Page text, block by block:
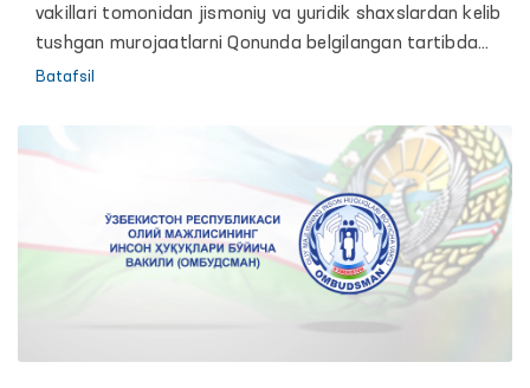
brifing
vakillari tomonidan jismoniy va yuridik shaxslardan kelib
tushgan murojaatlarni Qonunda belgilangan tartibda
ko‘rib chiqilishi taʼminlanmoqda.
Batafsil